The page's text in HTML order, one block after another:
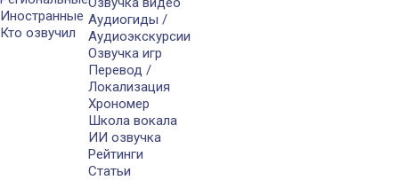
Иностранные
Кто озвучил
Аудиогиды /
Аудиоэкскурсии
Озвучка игр
Перевод /
Локализация
Хрономер
Школа вокала
ИИ озвучка
Рейтинги
Статьи